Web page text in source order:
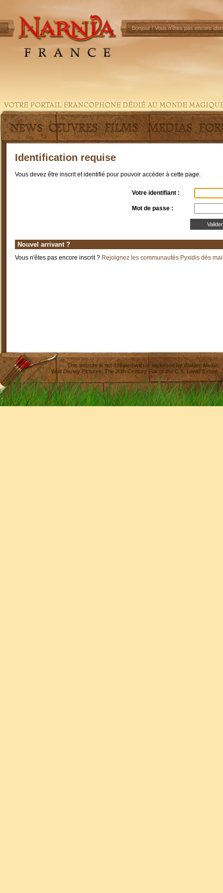
Bonjour !Vous n'êtes pas encore
Identification requise
Vous devez être inscrit et identifié pour pouvoir accéder à cette page.
Votre identifiant :
Mot de passe :
Nouvel arrivant ?
Vous n'êtes pas encore inscrit ? Rejoignez les communautés Pyxidis dès
This website is not affiliated with or endorsed byWalden Media
Walt Disney Pictures,The 20th Century Fox or the C.S. Lewis Estate.